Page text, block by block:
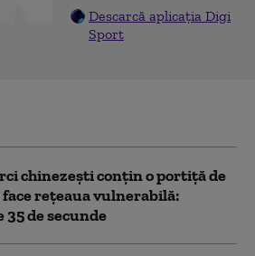
Descarcă aplicația Digi
Sport
chinezești conțin o portiță de
face rețeaua vulnerabilă:
de secunde